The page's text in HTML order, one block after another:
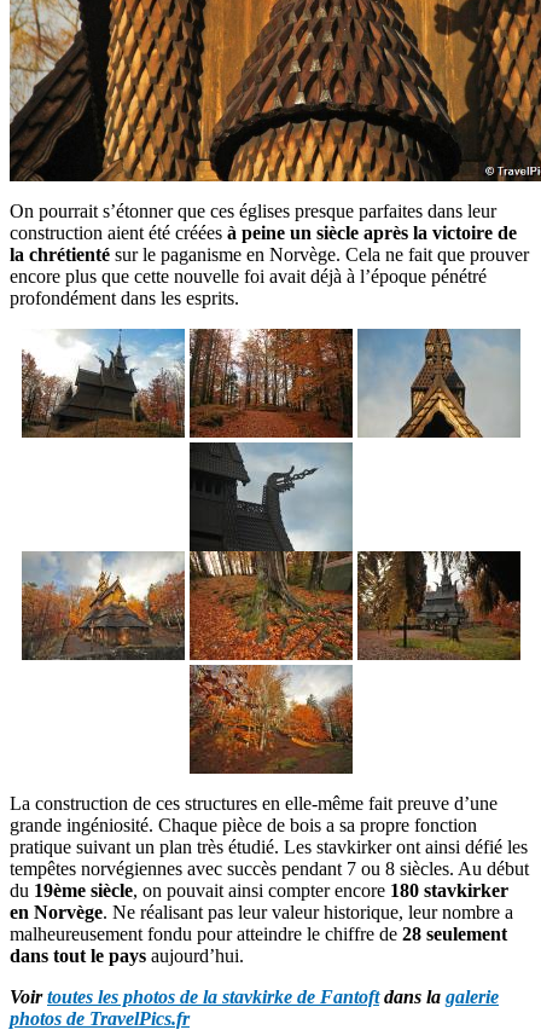
On pourrait s’étonner que ces églises presque parfaites dans leur
construction aient été créées à peine un siècle après la victoire de
la chrétienté sur le paganisme en Norvège. Cela ne fait que prouver
encore plus que cette nouvelle foi avait déjà à l’époque pénétré
profondément dans les esprits.
La construction de ces structures en elle-même fait preuve d’une
grande ingéniosité. Chaque pièce de bois a sa propre fonction
pratique suivant un plan très étudié. Les stavkirker ont ainsi défié les
tempêtes norvégiennes avec succès pendant 7 ou 8 siècles. Au début
du 19ème siècle, on pouvait ainsi compter encore 180 stavkirker
en Norvège. Ne réalisant pas leur valeur historique, leur nombre a
malheureusement fondu pour atteindre le chiffre de 28 seulement
dans tout le pays aujourd’hui.
Voirtoutes les photos de la stavkirke de Fantoftdans la galerie
photos de TravelPics.fr